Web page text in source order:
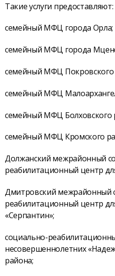
Такие услуги предоставляют:
семейный МФЦ города Орла;
семейный МФЦ города
семейный МФЦ Покровского
семейный МФЦ
семейный МФЦ Болховского
семейный МФЦ Кромского
Должанский межрайонный
реабилитационный центр
Дмитровский межрайонный
реабилитационный центр
«Серпантин»;
социально-
несовершеннолетних
района;